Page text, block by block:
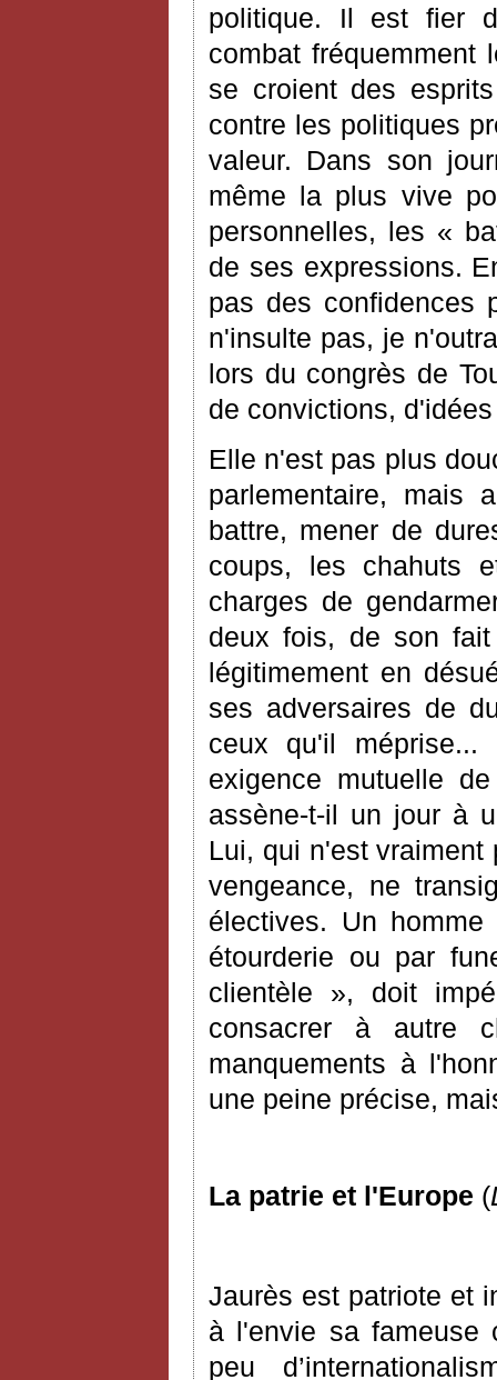
politique. Il est fier
combat
se croient des
contre les politiques
valeur. Dans son
même la plus vive
personnelles, les «
de ses expressions.
pas des confidences
n'insulte pas, je
lors du congrès de
de convictions,
Elle n'est pas plus
parlementaire, mais
battre, mener de
coups, les chahuts
charges de
deux fois, de son
légitimement en
ses adversaires de
ceux qu'il
exigence mutuelle
assène-t-il un jour à
Lui, qui n'est
vengeance, ne
électives. Un
étourderie ou par
clientèle », doit
consacrer à autre
manquements à
une peine précise,
La patrie et l'Europe (
Jaurès est patriote et
à l'envie sa
peu